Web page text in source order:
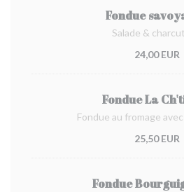
Fondue
Salade &
24,00 EUR
Fondue La
Fondue au fromage
25,50 EUR
Fondue